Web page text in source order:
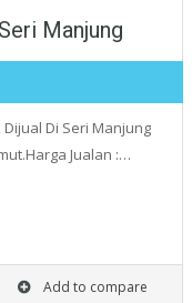
Manjung
Dijual Di Seri Manjung
Jualan :…
Add to compare